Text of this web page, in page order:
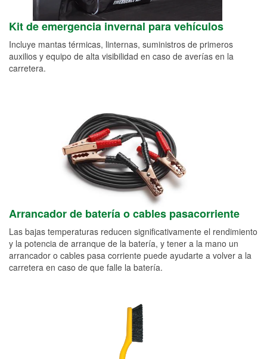
Kit de emergencia invernal para vehículos
Incluye mantas térmicas, linternas, suministros de primeros
auxilios y equipo de alta visibilidad en caso de averías en la
carretera.
Arrancador de batería o cables pasacorriente
Las bajas temperaturas reducen significativamente el rendimiento
y la potencia de arranque de la batería, y tener a la mano un
arrancador o cables pasa corriente puede ayudarte a volver a la
carretera en caso de que falle la batería.